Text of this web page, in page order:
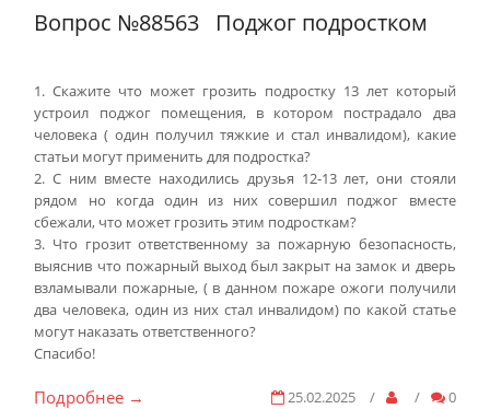
Вопрос №88563 Поджог подростком
1. Скажите что может грозить подростку 13 лет который
устроил поджог помещения, в котором пострадало два
человека ( один получил тяжкие и стал инвалидом), какие
статьи могут применить для подростка?
2. С ним вместе находились друзья 12-13 лет, они стояли
рядом но когда один из них совершил поджог вместе
сбежали, что может грозить этим подросткам?
3. Что грозит ответственному за пожарную безопасность,
выяснив что пожарный выход был закрыт на замок и дверь
взламывали пожарные, ( в данном пожаре ожоги получили
два человека, один из них стал инвалидом) по какой статье
могут наказать ответственного?
Спасибо!
25.02.2025 / / 0
Подробнее →